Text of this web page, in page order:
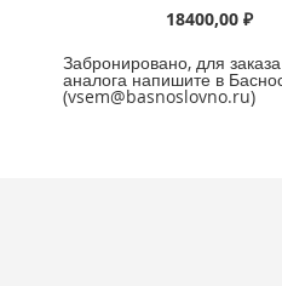
18400,00 ₽
Забронировано, для заказа
аналога напишите в
(vsem@basnoslovno.ru)